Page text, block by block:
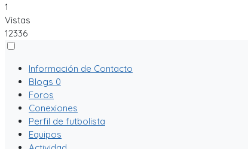
1
Vistas
12336
Información de Contacto
Blogs 0
Foros
Conexiones
Perfil de futbolista
Equipos